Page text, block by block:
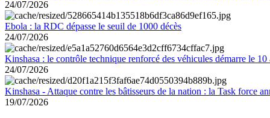
24/07/2026
Ebola : la RDC dépasse le seuil de 1000 décès
24/07/2026
Kinshasa : le contrôle technique renforcé des véhicules démarre le 10
24/07/2026
Kinshasa - Attaque contre les bâtisseurs de la nation : la Task force
19/07/2026